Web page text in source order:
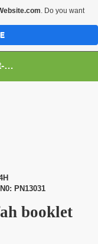
Media Office Hizb ut-Tahrir Pakistan
1434H
booklet
. Do you want